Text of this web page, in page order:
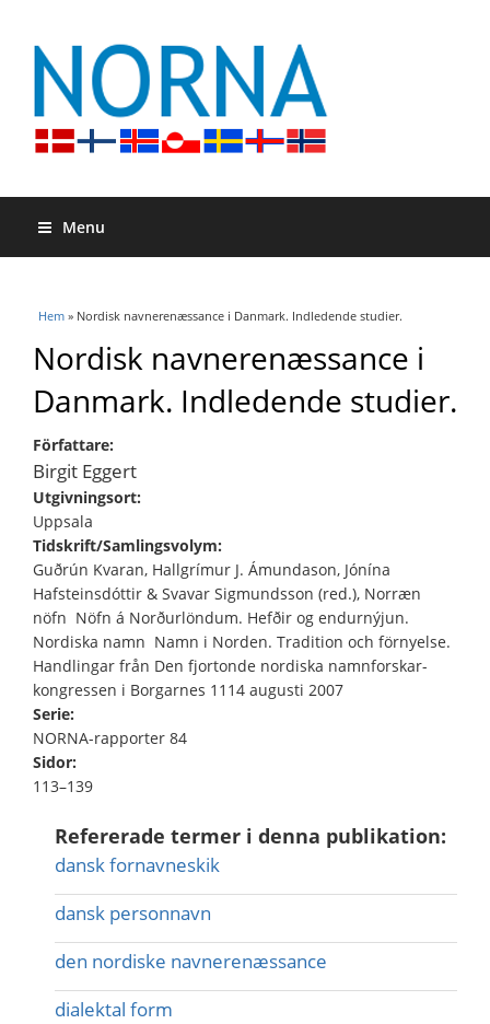
Menu
Du är här
Hem » Nordisk navnerenæssance i Danmark. Indledende studier.
Nordisk navnerenæssance i
Danmark. Indledende studier.
Författare:
Birgit Eggert
Utgivningsort:
Uppsala
Tidskrift/Samlingsvolym:
Guðrún Kvaran, Hallgrímur J. Ámundason, Jónína
Hafsteinsdóttir & Svavar Sigmundsson (red.), Norræn
nöfn  Nöfn á Norðurlöndum. Hefðir og endurnýjun.
Nordiska namn  Namn i Norden. Tradition och förnyelse.
Handlingar från Den fjortonde nordiska namnforskar­
kongressen i Borgarnes 1114 augusti 2007
Serie:
NORNA-rapporter 84
Sidor:
113–139
Refererade termer i denna publikation:
dansk fornavneskik
dansk personnavn
den nordiske navnerenæssance
dialektal form